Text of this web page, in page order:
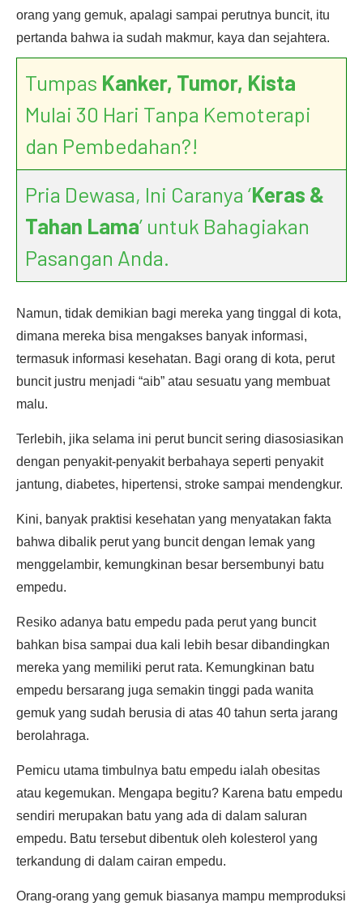
orang yang gemuk, apalagi sampai perutnya buncit, itu
pertanda bahwa ia sudah makmur, kaya dan sejahtera.
Tumpas Kanker, Tumor, Kista
Mulai 30 Hari Tanpa Kemoterapi
dan Pembedahan?!
Pria Dewasa, Ini Caranya ‘Keras &
Tahan Lama’ untuk Bahagiakan
Pasangan Anda.
Namun, tidak demikian bagi mereka yang tinggal di kota,
dimana mereka bisa mengakses banyak informasi,
termasuk informasi kesehatan. Bagi orang di kota, perut
buncit justru menjadi “aib” atau sesuatu yang membuat
malu.
Terlebih, jika selama ini perut buncit sering diasosiasikan
dengan penyakit-penyakit berbahaya seperti penyakit
jantung, diabetes, hipertensi, stroke sampai mendengkur.
Kini, banyak praktisi kesehatan yang menyatakan fakta
bahwa dibalik perut yang buncit dengan lemak yang
menggelambir, kemungkinan besar bersembunyi batu
empedu.
Resiko adanya batu empedu pada perut yang buncit
bahkan bisa sampai dua kali lebih besar dibandingkan
mereka yang memiliki perut rata. Kemungkinan batu
empedu bersarang juga semakin tinggi pada wanita
gemuk yang sudah berusia di atas 40 tahun serta jarang
berolahraga.
Pemicu utama timbulnya batu empedu ialah obesitas
atau kegemukan. Mengapa begitu? Karena batu empedu
sendiri merupakan batu yang ada di dalam saluran
empedu. Batu tersebut dibentuk oleh kolesterol yang
terkandung di dalam cairan empedu.
Orang-orang yang gemuk biasanya mampu memproduksi